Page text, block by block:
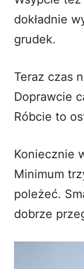
dokładnie
grudek.
Teraz czas
Doprawcie
Róbcie to
Koniecznie
Minimum
poleżeć.
dobrze